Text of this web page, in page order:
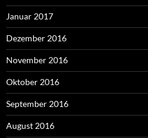
Januar 2017
Dezember 2016
November 2016
Oktober 2016
September 2016
August 2016